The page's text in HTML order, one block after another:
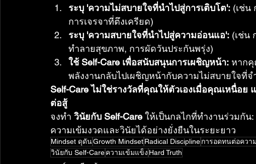
ระบุ 'ความไม่สบายใจที่นำไปสู่การเติบโต': (เช่น
การเจรจาที่ตึงเครียด)
ระบุ 'ความสบายใจที่นำไปสู่ความอ่อนแอ': (เช่น
ทำลายสุขภาพ, การผัดวันประกันพรุ่ง)
ใช้ Self-Care เพื่อสนับสนุนการเผชิญหน้า: หาก
พลังงานกลับไปเผชิญหน้ากับความไม่สบายใจที่จ
Self-Care ไม่ใช่รางวัลที่คุณให้ตัวเองเมื่อคุณเหนื่อ
ต่อสู้
จงทำ วินัยกับ Self-Care ให้เป็นกลไกที่ทำงานร่วมกัน
ความเข้มงวดและวินัยได้อย่างยั่งยืนในระยะยาว
Mindset ดุดันGrowth MindsetRadical Disciplineการอดทนต่อควา
วินัยกับ Self-Careความเข้มแข็ง Hard Truth